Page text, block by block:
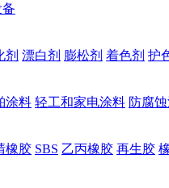
剂 漂白剂 膨松剂 着色剂 护
涂料 轻工和家电涂料 防腐
橡胶 SBS 乙丙橡胶 再生胶